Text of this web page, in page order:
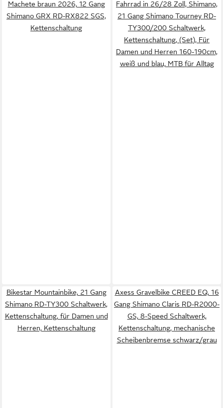
Machete braun 2026, 12 Gang
Shimano GRX RD-RX822 SGS,
Kettenschaltung
Fahrrad in 26/28 Zoll, Shimano,
21 Gang Shimano Tourney RD-
TY300/200 Schaltwerk,
Kettenschaltung, (Set), Für
Damen und Herren 160-190cm,
weiß und blau, MTB für Alltag
Bikestar Mountainbike, 21 Gang
Shimano RD-TY300 Schaltwerk,
Kettenschaltung, für Damen und
Herren, Kettenschaltung
Axess Gravelbike CREED EQ, 16
Gang Shimano Claris RD-R2000-
GS, 8-Speed Schaltwerk,
Kettenschaltung, mechanische
Scheibenbremse schwarz/grau